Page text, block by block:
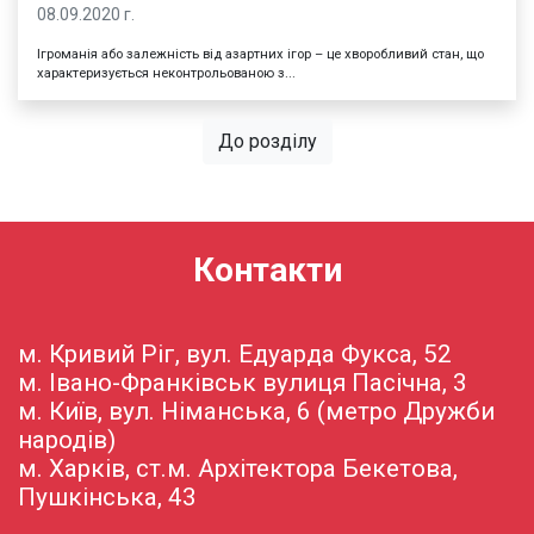
08.09.2020 г.
Ігроманія або залежність від азартних ігор – це хворобливий стан, що
характеризується неконтрольованою з...
До розділу
Контакти
м. Кривий Ріг, вул. Едуарда Фукса, 52
м. Івано-Франківськ вулиця Пасічна, 3
м. Київ, вул. Німанська, 6 (метро Дружби
народів)
м. Харків, ст.м. Архітектора Бекетова,
Пушкінська, 43